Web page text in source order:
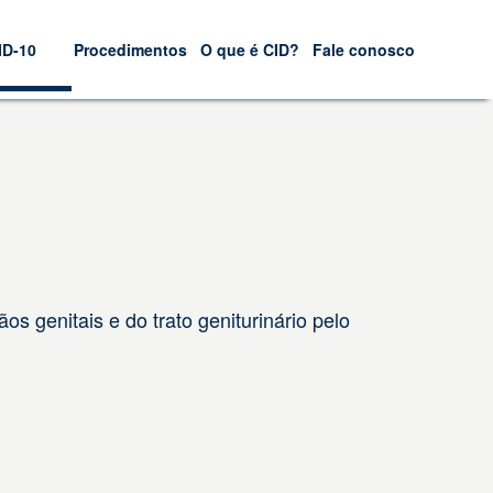
10 Procedimentos O que é CID? Fale conosco
genitais e do trato geniturinário pelo